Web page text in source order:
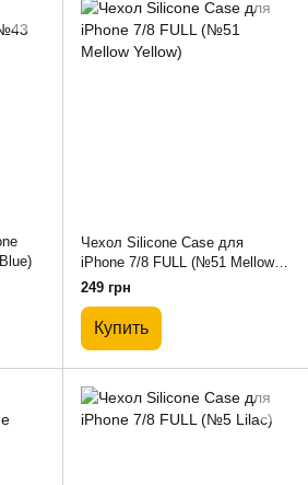
Чехол Silicone Case для
iPhone 7/8 FULL (№51 Mellow
Yellow)
249 грн
Купить